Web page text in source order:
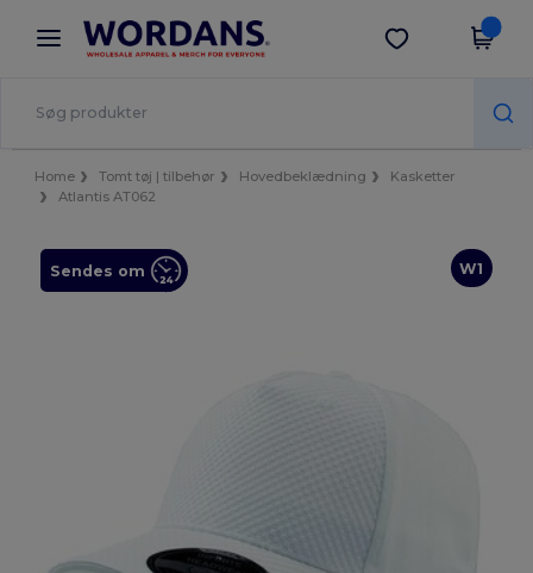
× Wordans-app
Bedre priser i appen!
Hent app
Home Tomt tøj | tilbehør Hovedbeklædning
Kasketter
Atlantis AT062
W1
Sendes om